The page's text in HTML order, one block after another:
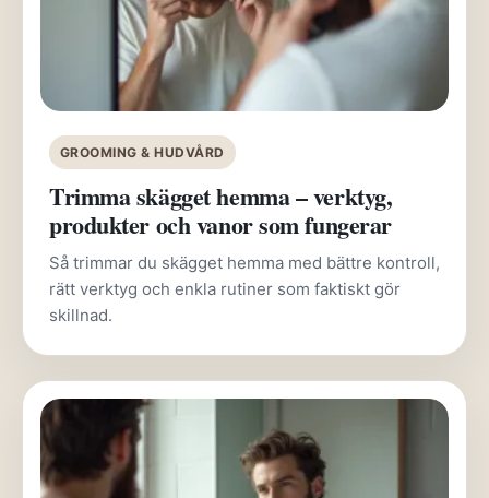
GROOMING & HUDVÅRD
Trimma skägget hemma – verktyg,
produkter och vanor som fungerar
Så trimmar du skägget hemma med bättre kontroll,
rätt verktyg och enkla rutiner som faktiskt gör
skillnad.